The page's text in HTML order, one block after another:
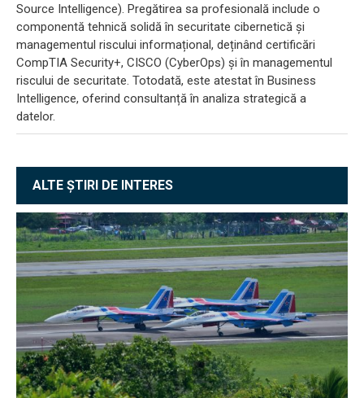
Source Intelligence). Pregătirea sa profesională include o
componentă tehnică solidă în securitate cibernetică și
managementul riscului informațional, deținând certificări
CompTIA Security+, CISCO (CyberOps) și în managementul
riscului de securitate. Totodată, este atestat în Business
Intelligence, oferind consultanță în analiza strategică a
datelor.
ALTE ȘTIRI DE INTERES